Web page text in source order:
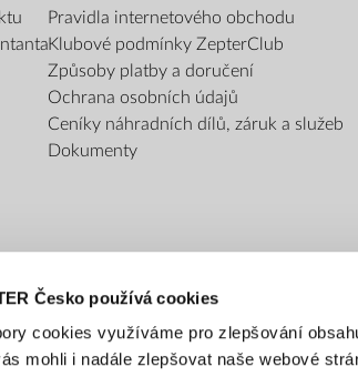
Česko používá cookies
cookies využíváme pro zlepšování
mohli i nadále zlepšovat naše webové
Pravidla internetového obchodu
Klubové podmínky ZepterClub
Způsoby platby a doručení
Ochrana osobních údajů
Ceníky náhradních dílů, záruk a služeb
Dokumenty